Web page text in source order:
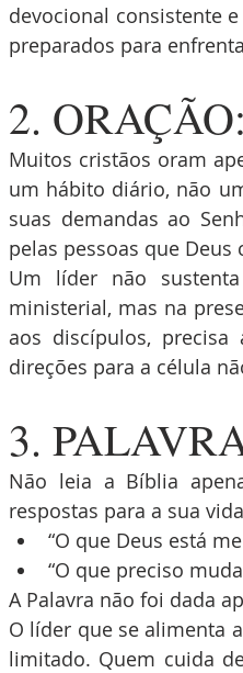
devocional consistente
preparados para
2.
Muitos cristãos oram
um hábito diário, não
suas demandas ao
pelas pessoas que
Um líder não
ministerial, mas na
aos discípulos,
direções para a célula
3.
Não leia a Bíblia
respostas para a sua
“O que Deus está
“O que preciso
A Palavra não foi dada
O líder que se alimenta
limitado. Quem cuida